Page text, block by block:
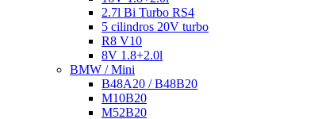
2.7l Bi Turbo RS4
5 cilindros 20V turbo
R8 V10
8V 1.8+2.0l
BMW / Mini
B48A20 / B48B20
M10B20
M52B20